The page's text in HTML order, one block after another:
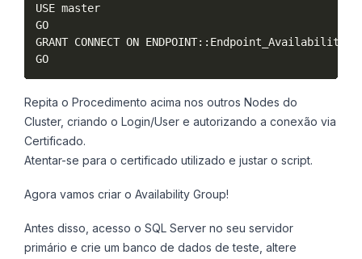
USE master
GO
GRANT CONNECT ON
GO
Repita o Procedimento acima nos outros Nodes do
Cluster, criando o Login/User e autorizando a conexão via
Certificado.
Atentar-se para o certificado utilizado e justar o script.
Agora vamos criar o Availability Group!
Antes disso, acesso o SQL Server no seu servidor
primário e crie um banco de dados de teste, altere